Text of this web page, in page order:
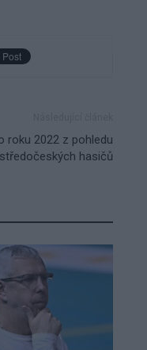
roku 2022 z pohledu
středočeských hasičů